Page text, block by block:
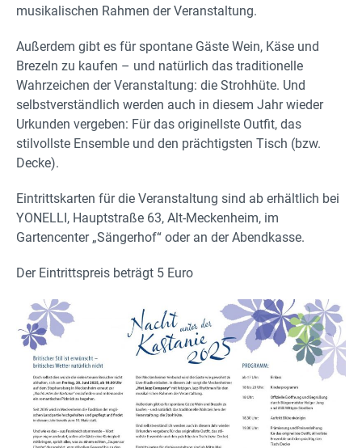
musikalischen Rahmen der Veranstaltung.
Außerdem gibt es für spontane Gäste Wein, Käse und
Brezeln zu kaufen – und natürlich das traditionelle
Wahrzeichen der Veranstaltung: die Strohhüte. Und
selbstverständlich werden auch in diesem Jahr wieder
Urkunden vergeben: Für das originellste Outfit, das
stilvollste Ensemble und den prächtigsten Tisch (bzw.
Decke).
Eintrittskarten für die Veranstaltung sind ab erhältlich bei
YONELLI, Hauptstraße 63, Alt-Meckenheim, im
Gartencenter „Sängerhof“ oder an der Abendkasse.
Der Eintrittspreis beträgt 5 Euro